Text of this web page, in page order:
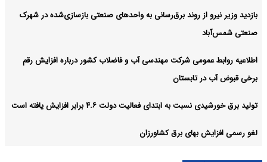
بازدید وزیر نیرو از روند برق‌رسانی به واحدهای صنعتی بازسازی‌شده در شهرک
صنعتی شمس‌آباد
اطلاعیه روابط عمومی شرکت مهندسی آب و فاضلاب کشور درباره افزایش رقم
برخی قبوض آب در تابستان
تولید برق خورشیدی نسبت به ابتدای فعالیت دولت ۴.۶ برابر افزایش یافته است
لغو رسمی افزایش بهای برق کشاورزان